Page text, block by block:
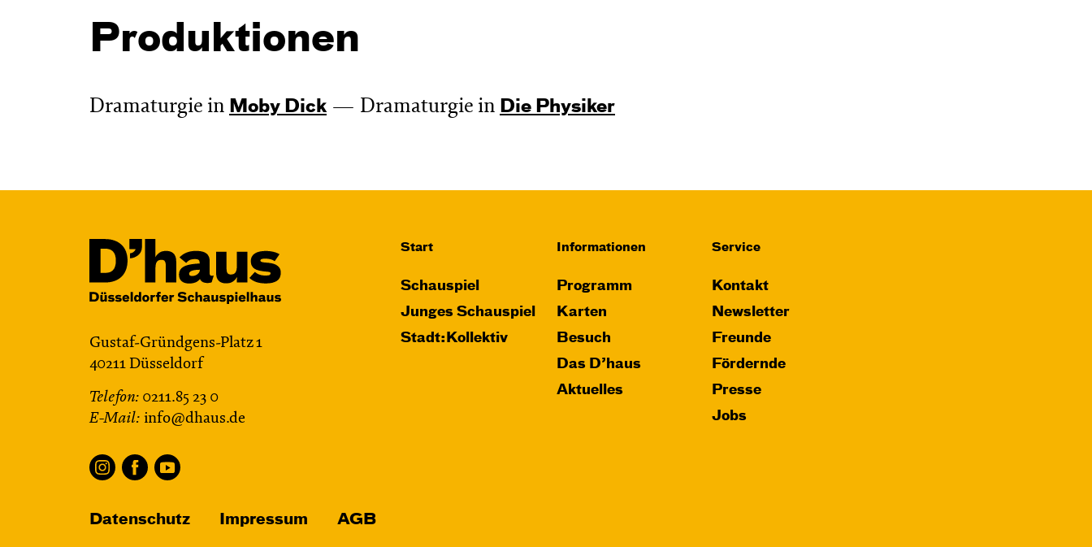
Produktionen
Dramaturgie in Moby Dick Dramaturgie in Die Physiker
Gustaf-Gründgens-Platz 1
40211 Düsseldorf
Telefon: 0211.85 23 0
E-Mail: info@dhaus.de
Start
Schauspiel
Junges Schauspiel
Stadt:Kollektiv
Informationen
Programm
Karten
Besuch
Das D’haus
Aktuelles
Service
Kontakt
Newsletter
Freunde
Fördernde
Presse
Jobs
Datenschutz Impressum AGB